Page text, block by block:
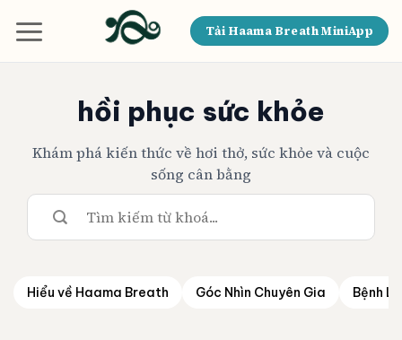
qua
Tải Haama Breath MiniApp
hồi phục sức khỏe
Khám phá kiến thức về hơi thở, sức khỏe và cuộc
sống cân bằng
Hiểu về Haama Breath Góc Nhìn Chuyên Gia Bệnh